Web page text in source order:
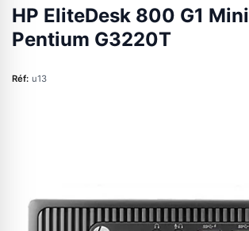
HP EliteDesk 800 G1 Mini
Pentium G3220T
Réf: u13